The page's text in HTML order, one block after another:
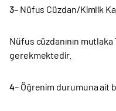
3– Nüfus Cüzdan/Kimlik
Nüfus cüzdanının
gerekmektedir.
4– Öğrenim durumuna ait